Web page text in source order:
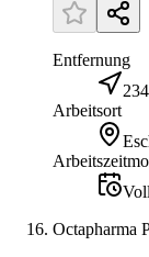
Entfernung
Arbeitsort
Octapharma